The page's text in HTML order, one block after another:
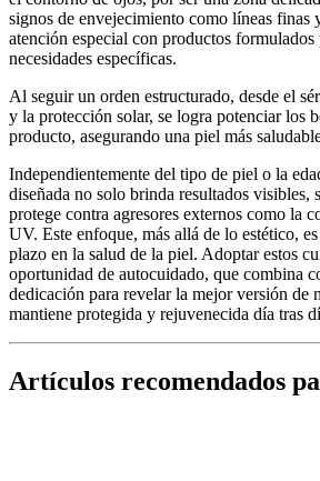
signos de envejecimiento como líneas finas
atención especial con productos formulados
necesidades específicas.
Al seguir un orden estructurado, desde el
y la protección solar, se logra potenciar los
producto, asegurando una piel más
Independientemente del tipo de piel o la
diseñada no solo brinda resultados visibles,
protege contra agresores externos como la
UV. Este enfoque, más allá de lo estético,
plazo en la salud de la piel. Adoptar estos
oportunidad de autocuidado, que combina
dedicación para revelar la mejor versión de
mantiene protegida y rejuvenecida día tras
Artículos recomendados